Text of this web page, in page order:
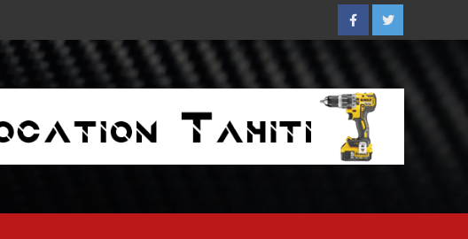
FacebookTwitter